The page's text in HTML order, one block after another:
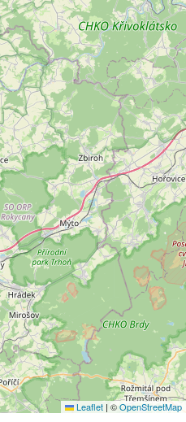
Leaflet | ©OpenStreetMap